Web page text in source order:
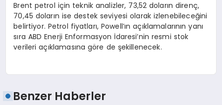
Brent petrol için teknik analizler, 73,52 doların direnç,
70,45 doların ise destek seviyesi olarak izlenebileceğini
belirtiyor. Petrol fiyatları, Powell’ın açıklamalarının yanı
sıra ABD Enerji Enformasyon İdaresi’nin resmi stok
verileri açıklamasına göre de şekillenecek.
Benzer Haberler